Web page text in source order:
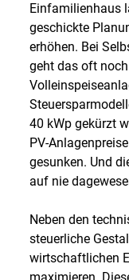
Einfamilienhaus
geschickte
erhöhen. Bei
geht das oft
40 kWp gekürzt
PV-
gesunken. Und
auf nie
Neben den
steuerliche
wirtschaftlichen